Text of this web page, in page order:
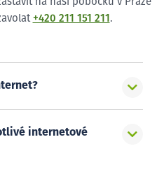
+420 211 151 211 .
internetové